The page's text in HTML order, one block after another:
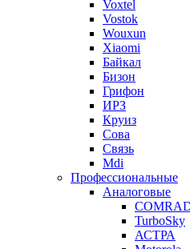
Voxtel
Vostok
Wouxun
Xiaomi
Байкал
Бизон
Грифон
ИРЗ
Круиз
Сова
Связь
Mdi
Профессиональные
Аналоговые
TurboSky
АСТРА